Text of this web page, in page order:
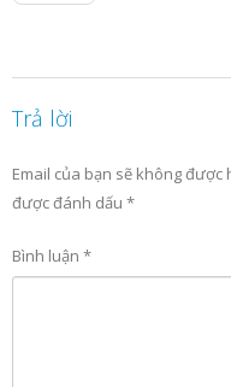
Trả lời
Email của bạn sẽ không được
được đánh dấu *
Bình luận *